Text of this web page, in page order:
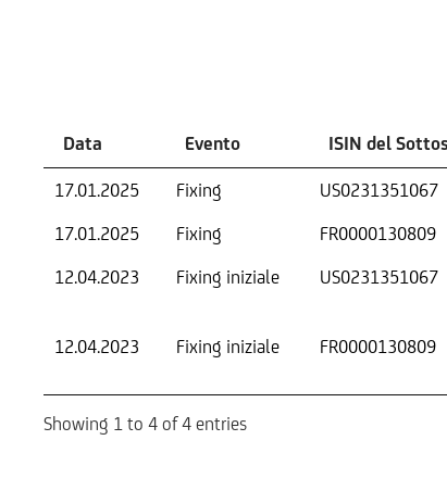
Data Evento ISIN del
17.01.2025 Fixing US0231351067
17.01.2025
Fixing FR0000130809
12.04.2023
Fixing iniziale US0231351067
12.04.2023
Fixing iniziale FR0000130809
Showing 1 to 4 of 4 entries